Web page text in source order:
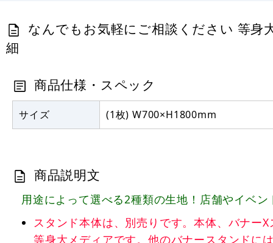
なんでもお気軽にご相談ください 等身
細
商品仕様・スペック
サイズ (1枚) W700×H1800mm
商品説明文
用途によって選べる2種類の生地！店舗やイベ
スタンド本体は、別売りです。本体、バナー
等身大メディアです。他のバナースタンドに